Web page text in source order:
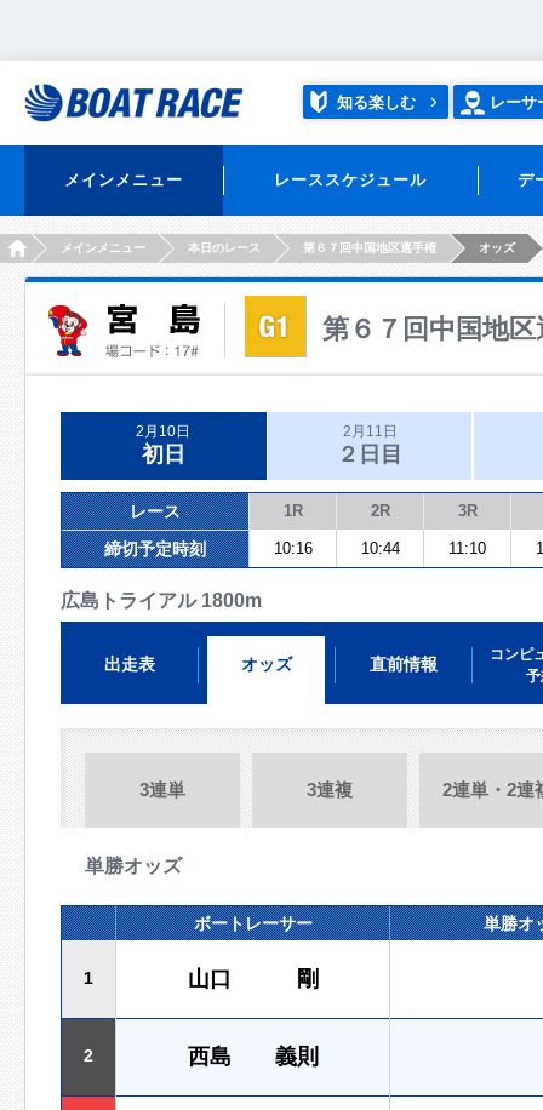
知る楽しむ レーサ
メインメニュー レーススケジュール デ
HOMEメインメニュー 本日のレース 第６７回中国地区選手権 オッズ
第６７回中国地区
2月10日
初日
2月11日
２日目
レース 1R 2R 3R
締切予定時刻 10:16 10:44 11:10
広島トライアル 1800m
出走表 オッズ 直前情報
コンピ
予
3連単 3連複 2連単・2連
単勝オッズ
ボートレーサー 単勝オ
1 山口 剛
2 西島 義則